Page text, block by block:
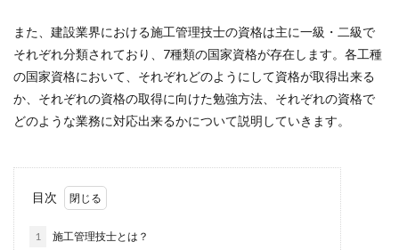
また、建設業界における施工管理技士の資格は主に一級・二級で
それぞれ分類されており、7種類の国家資格が存在します。各工種
の国家資格において、それぞれどのようにして資格が取得出来る
か、それぞれの資格の取得に向けた勉強方法、それぞれの資格で
どのような業務に対応出来るかについて説明していきます。
目次
1 施工管理技士とは？